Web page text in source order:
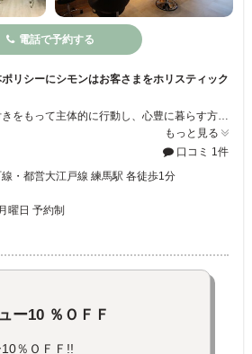
電話で予約する
リシーにシモンはお客さまをホリスティック
シモンは、自分自身に気付きをもって主体的に行動し、心豊に暮らす方のためのリラクゼーションスペースとして、ただヘアスタイルを追い求めるのではなく、心と身体のビューティケアからアプローチしてゆきたいと、長い時間を掛けてさまざまな事をご提案してまいります。
もっと見る
口コミ 1件
・都営大江戸線 練馬駅 各徒歩1分
曜日 予約制
ー10 ％ＯＦＦ
％ＯＦＦ!!